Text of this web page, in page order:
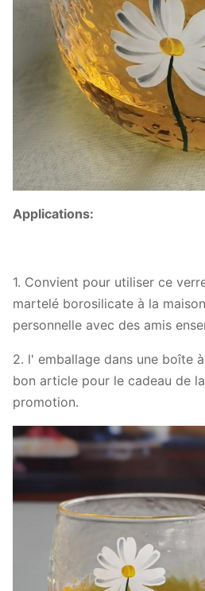
Applications:
1. Convient pour utiliser ce
martelé borosilicate à la
personnelle avec des amis
2. l' emballage dans une boîte
bon article pour le cadeau de
promotion.